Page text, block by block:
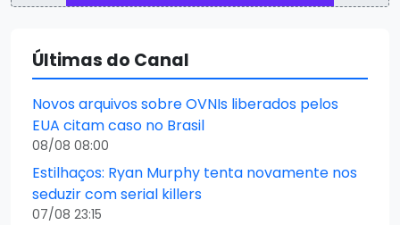
Últimas do Canal
Novos arquivos sobre OVNIs liberados pelos
EUA citam caso no Brasil
08/08 08:00
Estilhaços: Ryan Murphy tenta novamente nos
seduzir com serial killers
07/08 23:15